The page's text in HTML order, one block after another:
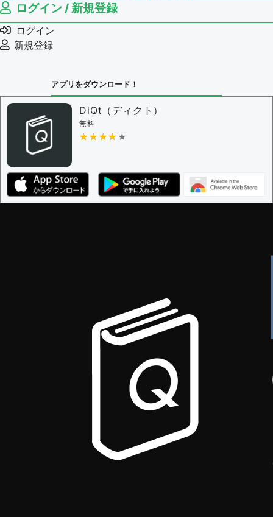
ログイン / 新規登録
ログイン
新規登録
アプリをダウンロード！
DiQt（ディクト）
無料
★★★★★
★★★★★